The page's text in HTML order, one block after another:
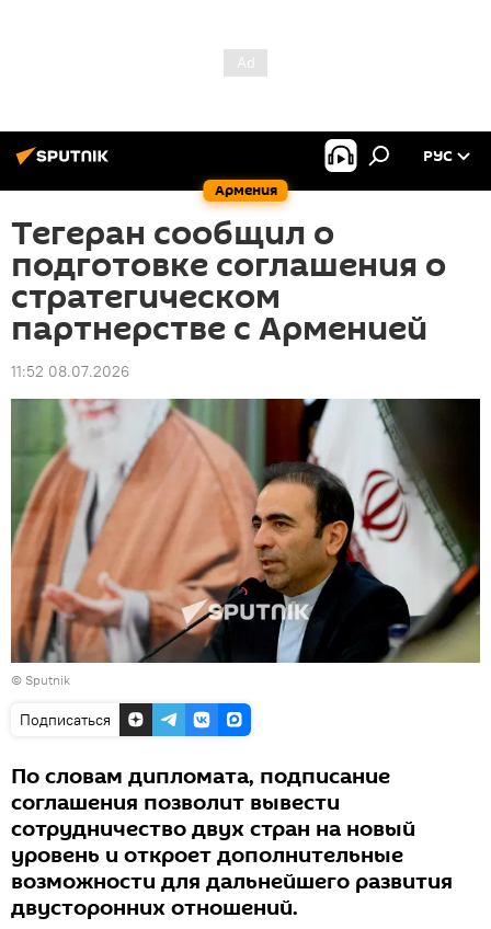
Армения
РУС
Тегеран сообщил о
подготовке соглашения о
стратегическом
партнерстве с Арменией
11:52 08.07.2026
© Sputnik
Подписаться
По словам дипломата, подписание
соглашения позволит вывести
сотрудничество двух стран на новый
уровень и откроет дополнительные
возможности для дальнейшего развития
двусторонних отношений.